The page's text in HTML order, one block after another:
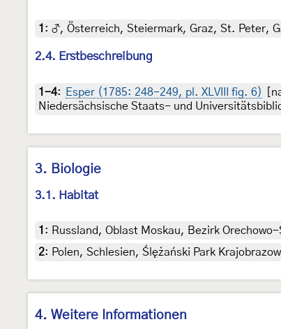
1 : ♂, Österreich, Steiermark, Graz, St. Peter,
2.4. Erstbeschreibung
1-4: Esper (1785: 248-249, pl. XLVIII fig. 6)
Niedersächsische Staats- und
3. Biologie
3.1. Habitat
1 : Russland, Oblast Moskau, Bezirk
2: Polen, Schlesien, Ślężański Park
4. Weitere Informationen